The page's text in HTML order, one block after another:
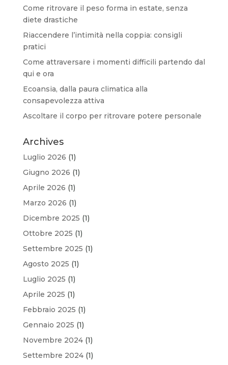
Come ritrovare il peso forma in estate, senza
diete drastiche
Riaccendere l’intimità nella coppia: consigli
pratici
Come attraversare i momenti difficili partendo dal
qui e ora
Ecoansia, dalla paura climatica alla
consapevolezza attiva
Ascoltare il corpo per ritrovare potere personale
Archives
Luglio 2026 (1)
Giugno 2026 (1)
Aprile 2026 (1)
Marzo 2026 (1)
Dicembre 2025 (1)
Ottobre 2025 (1)
Settembre 2025 (1)
Agosto 2025 (1)
Luglio 2025 (1)
Aprile 2025 (1)
Febbraio 2025 (1)
Gennaio 2025 (1)
Novembre 2024(1)
Settembre 2024(1)